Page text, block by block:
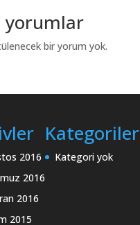
yorumlar
bir yorum yok.
2016
2016
2016
2015
Kategoriler
Kategori yok